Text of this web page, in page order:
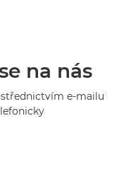
na nás
e-mailu